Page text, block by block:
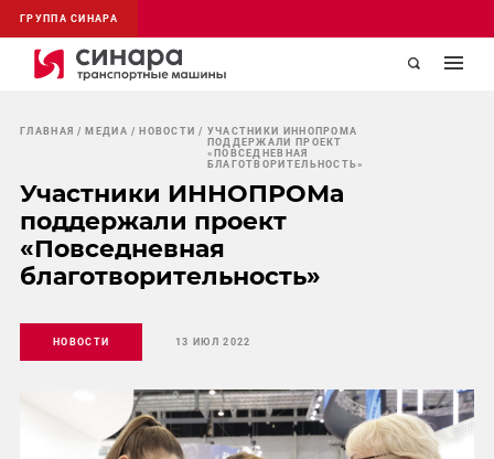
ГРУППА СИНАРА
ГЛАВНАЯ МЕДИА НОВОСТИ
УЧАСТНИКИ ИННОПРОМА
ПОДДЕРЖАЛИ ПРОЕКТ
«ПОВСЕДНЕВНАЯ
БЛАГОТВОРИТЕЛЬНОСТЬ»
Участники ИННОПРОМа
поддержали проект
«Повседневная
благотворительность»
НОВОСТИ 13 ИЮЛ 2022